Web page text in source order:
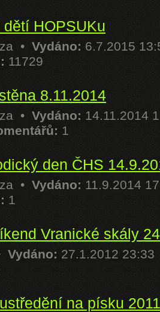
HOPSUKu
• Vydáno: 6.7.2015
11729
8.11.2014
• Vydáno: 14.11.2014
1
den ČHS
• Vydáno: 11.9.2014
1
Vranické skály
Vydáno: 27.1.2012
na písku 2011